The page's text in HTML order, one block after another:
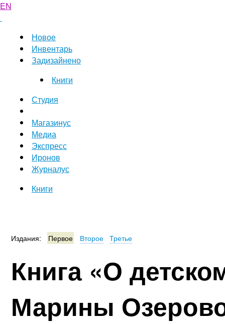
EN
Новое
Инвентарь
Задизайнено
Книги
Студия
Магазинус
Медиа
Экспресс
Иронов
Журналус
Книги
Издания: Первое Второе Третье
Книга «О
Марины